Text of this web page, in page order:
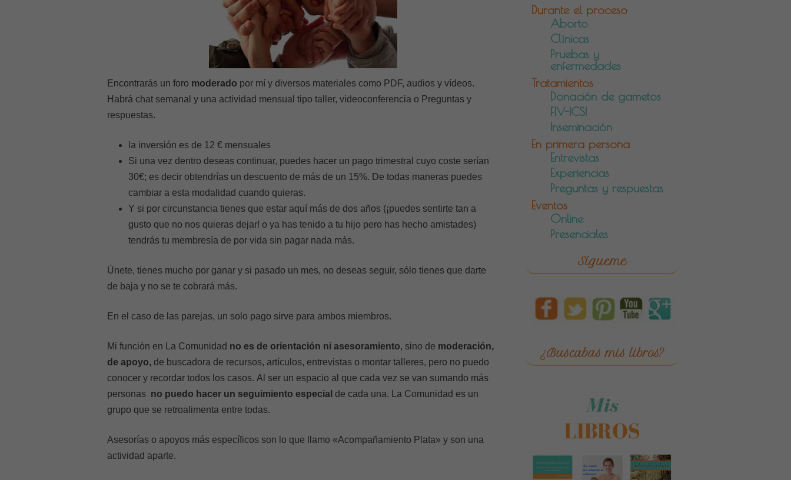
Encontrarás un foro moderado por mí y diversos materiales como PDF, audios y vídeos.
Habrá chat semanal y una actividad mensual tipo taller, videoconferencia o Preguntas y
respuestas.
la inversión es de 12 € mensuales
Si una vez dentro deseas continuar, puedes hacer un pago trimestral cuyo coste serían
30€; es decir obtendrías un descuento de más de un 15%. De todas maneras puedes
cambiar a esta modalidad cuando quieras.
Y si por circunstancia tienes que estar aquí más de dos años (¡puedes sentirte tan a
gusto que no nos quieras dejar! o ya has tenido a tu hijo pero has hecho amistades)
tendrás tu membresía de por vida sin pagar nada más.
Únete, tienes mucho por ganar y si pasado un mes, no deseas seguir, sólo tienes que darte
de baja y no se te cobrará más.
En el caso de las parejas, un solo pago sirve para ambos miembros.
Mi función en La Comunidad no es de orientación ni asesoramiento, sino de moderación,
de apoyo, de buscadora de recursos, artículos, entrevistas o montar talleres, pero no puedo
conocer y recordar todos los casos. Al ser un espacio al que cada vez se van sumando más
personas no puedo hacer un seguimiento especial de cada una. La Comunidad es un
grupo que se retroalimenta entre todas.
Asesorías o apoyos más específicos son lo que llamo «Acompañamiento Plata» y son una
actividad aparte.
Durante el proceso
Aborto
Clínicas
Pruebas y
enfermedades
Tratamientos
Donación de gametos
FIV-ICSI
Inseminación
En primera persona
Entrevistas
Experiencias
Preguntas y respuestas
Eventos
Online
Presenciales
Sígueme
¿Buscabas mis libros?